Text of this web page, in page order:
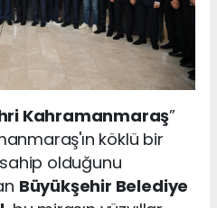
Kahramanmaraş”
köklü bir
olduğunu
Büyükşehir Belediye